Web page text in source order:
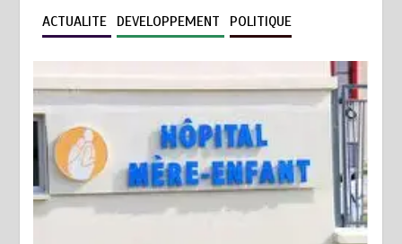
ACTUALITE DEVELOPPEMENT POLITIQUE